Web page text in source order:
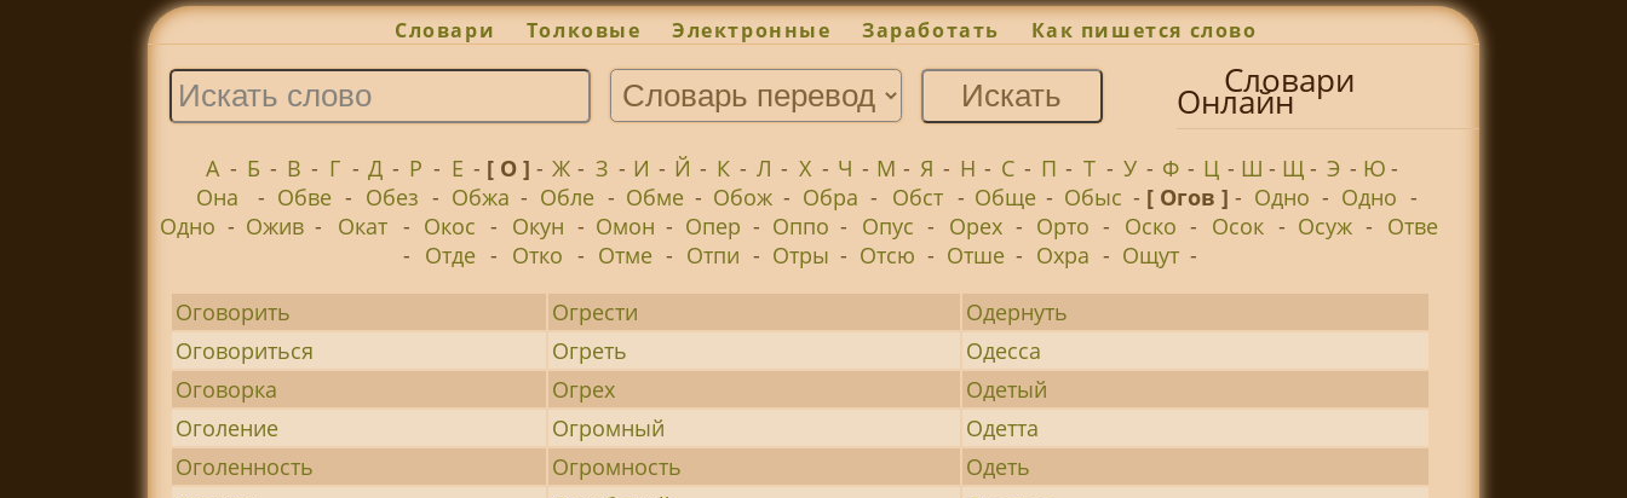
Словари Толковые Электронные Заработать Как пишется слово
Словари
Онлайн
А - Б - В - Г - Д - Р - Е - [ О ]- Ж - З - И - Й - К - Л - Х - Ч - М - Я - Н - С - П - Т - У - Ф - Ц - Ш - Щ- Э - Ю-
Она
- Обве - Обез - Обжа - Обле - Обме - Обож - Обра - Обст - Обще - Обыс - [ Огов ] - Одно - Одно -
Одно - Ожив - Окат - Окос - Окун - Омон - Опер - Оппо - Опус - Орех - Орто - Оско - Осок - Осуж - Отве
- Отде - Отко - Отме - Отпи - Отры - Отсю - Отше - Охра - Ощут -
Оговорить
Огрести
Одернуть
Оговориться
Огреть
Одесса
Оговорка
Огрех
Одетый
Оголение
Огромный
Одетта
Оголенность
Огромность
Одеть